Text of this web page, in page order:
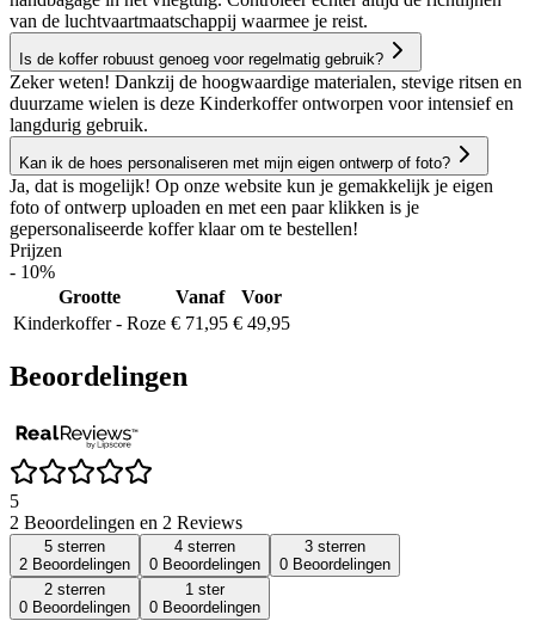
van de luchtvaartmaatschappij waarmee je reist.
Is de koffer robuust genoeg voor regelmatig gebruik?
Zeker weten! Dankzij de hoogwaardige materialen, stevige ritsen en
duurzame wielen is deze Kinderkoffer ontworpen voor intensief en
langdurig gebruik.
Kan ik de hoes personaliseren met mijn eigen ontwerp of foto?
Ja, dat is mogelijk! Op onze website kun je gemakkelijk je eigen
foto of ontwerp uploaden en met een paar klikken is je
gepersonaliseerde koffer klaar om te bestellen!
Prijzen
- 10%
Grootte
Vanaf
Voor
Kinderkoffer - Roze € 71,95 € 49,95
Beoordelingen
5
2 Beoordelingen en 2 Reviews
5 sterren
2 Beoordelingen
4 sterren
0 Beoordelingen
3 sterren
0 Beoordelingen
2 sterren
0 Beoordelingen
1 ster
0 Beoordelingen